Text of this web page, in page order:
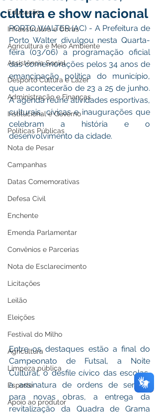
Educação
Infraestrutura e Obras
Agricultura e Meio Ambiente
Assistência Social
Desporto Cultura e Lazer
Administração e Finanças
Institucional e Governo
Políticas Públicas
Nota de Pesar
Campanhas
Datas Comemorativas
Defesa Civil
Enchente
Emenda Parlamentar
Convênios e Parcerias
Nota de Esclarecimento
Licitações
Leilão
Eleições
Festival do Milho
Agricultura
Limpeza pública
Esporte
Apoio ao produtor
cultura e show nacional
PORTO WALTER (AC) - A Prefeitura de
Porto Walter divulgou nesta Quarta-
feira (03/06) a programação oficial
das comemorações pelos 34 anos de
emancipação política do município,
que acontecerão de 23 a 25 de junho.
A agenda reúne atividades esportivas,
culturais, cívicas e inaugurações que
celebram a história e o
desenvolvimento da cidade.
Entre os destaques estão a final do
Campeonato de Futsal, a Noite
Cultural, o desfile cívico das escolas,
a assinatura de ordens de serviço
para novas obras, a entrega da
revitalização da Quadra de Grama